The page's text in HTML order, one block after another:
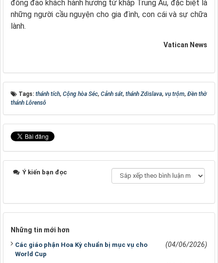
đông đảo khách hành hương từ khắp Trung Âu, đặc biệt là
những người cầu nguyện cho gia đình, con cái và sự chữa
lành.
Vatican News
Tags: thánh tích, Cộng hòa Séc, Cảnh sát, thánh Zdislava, vụ trộm, Đền thờ
thánh Lôrensô
Ý kiến bạn đọc
Những tin mới hơn
Các giáo phận Hoa Kỳ chuẩn bị mục vụ cho
World Cup
(04/06/2026)